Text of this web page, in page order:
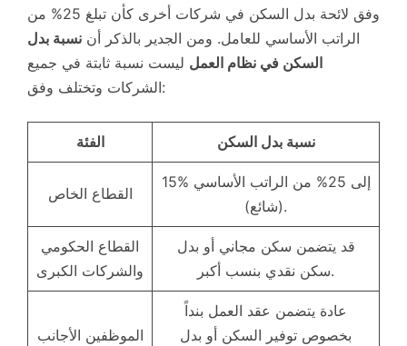
وفق لائحة بدل السكن في شركات أخرى كأن تبلغ 25% من
الراتب الأساسي للعامل. ومن الجدير بالذكر أن نسبة بدل
السكن في نظام العمل ليست نسبة ثابتة في جميع
الشركات وتختلف وفق:
الفئة نسبة بدل السكن
القطاع الخاص
15% إلى 25% من الراتب الأساسي
(شائع).
القطاع الحكومي
والشركات الكبرى
قد يتضمن سكن مجاني أو بدل
سكن نقدي بنسب أكبر.
الموظفين الأجانب
عادة يتضمن عقد العمل بنداً
بخصوص توفير السكن أو بدل